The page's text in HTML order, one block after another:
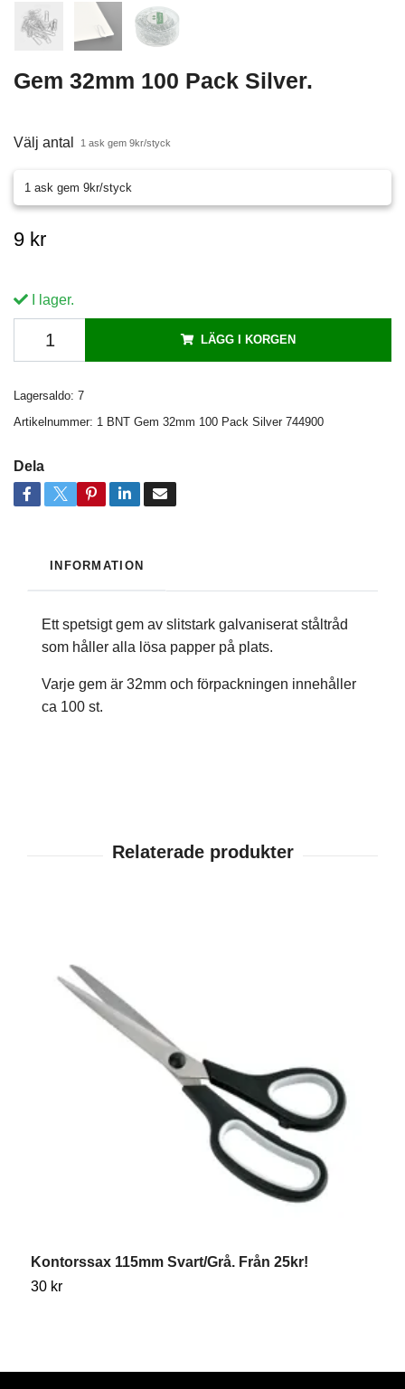
Gem 32mm 100 Pack Silver.
Välj antal 1 ask gem 9kr/styck
1 ask gem 9kr/styck
9 kr
I lager.
LÄGG I KORGEN
Lagersaldo: 7
Artikelnummer: 1 BNT Gem 32mm 100 Pack Silver 744900
Dela
INFORMATION
Ett spetsigt gem av slitstark galvaniserat ståltråd
som håller alla lösa papper på plats.
Varje gem är 32mm och förpackningen innehåller
ca 100 st.
Kontorssax 115mm Svart/Grå. Från 25kr!
30 kr